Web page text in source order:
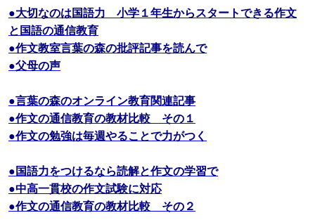
●大切なのは国語力 小学１年生からスタートできる作文
と国語の通信教育
●作文教室言葉の森の批評記事を読んで
●父母の声
●言葉の森のオンライン教育関連記事
●作文の通信教育の教材比較 その１
●作文の勉強は毎週やることで力がつく
●国語力をつけるなら読解と作文の学習で
●中高一貫校の作文試験に対応
●作文の通信教育の教材比較 その２